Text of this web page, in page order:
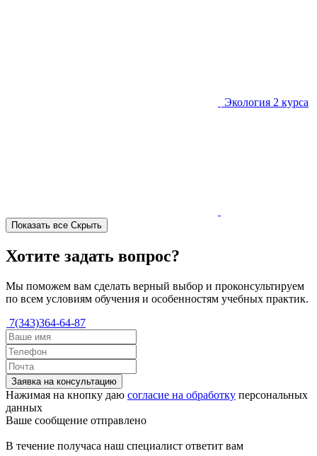
Экология 2 курса
Показать все Скрыть
Хотите задать вопрос?
Мы поможем вам сделать верный выбор и проконсультируем
по всем условиям обучения и особенностям учебных практик.
7(343)364-64-87
Заявка на консультацию
Нажимая на кнопку даю согласие на обработку персональных
данных
Ваше сообщение отправлено
В течение получаса наш специалист ответит вам